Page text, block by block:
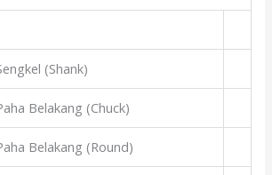
(Shank)
Belakang (Chuck)
Belakang (Round)